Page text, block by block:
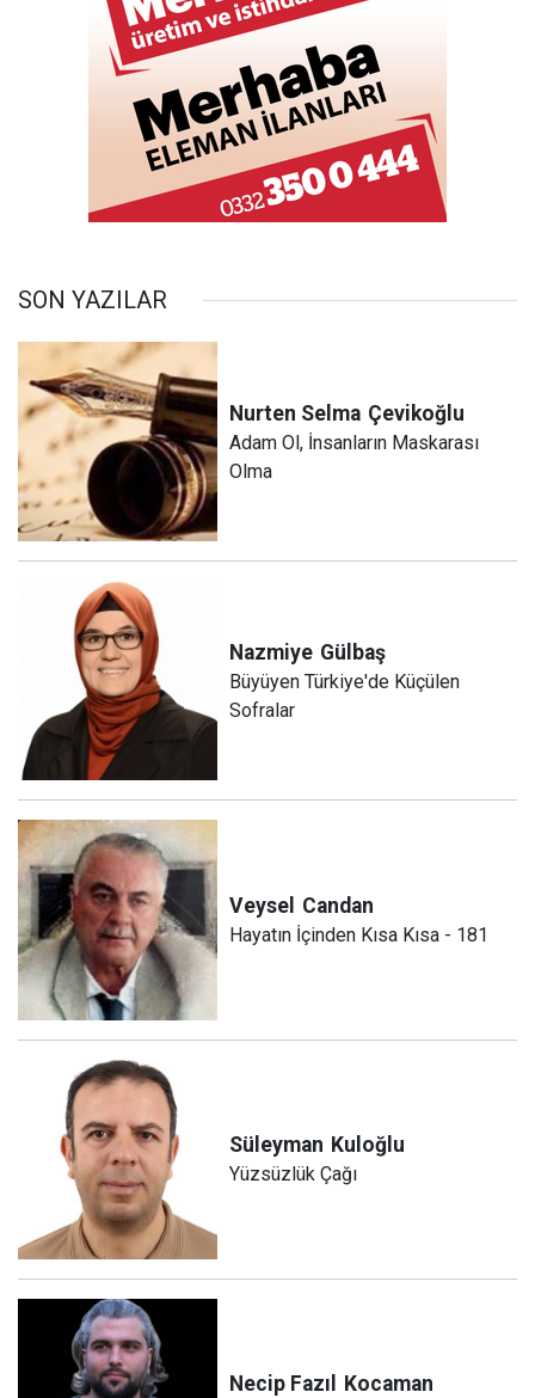
SON YAZILAR
Nurten Selma Çevikoğlu
Adam Ol, İnsanların Maskarası
Olma
Nazmiye Gülbaş
Büyüyen Türkiye'de Küçülen
Sofralar
Veysel Candan
Hayatın İçinden Kısa Kısa - 181
Süleyman Kuloğlu
Yüzsüzlük Çağı
Necip Fazıl Kocaman